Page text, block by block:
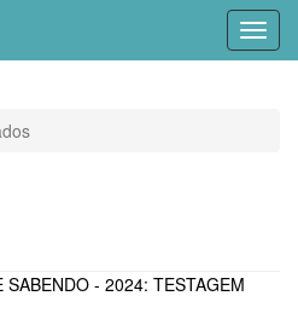
SABENDO - 2024: TESTAGEM